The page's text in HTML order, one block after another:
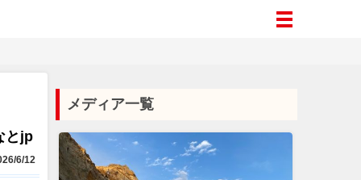
とjp
6/12
メディア一覧